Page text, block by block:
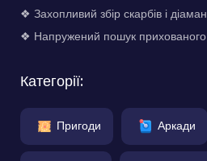
❖ Захопливий збір скарбів і
❖ Напружений пошук прихованого
Категорії:
Пригоди Аркади